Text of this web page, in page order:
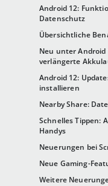
Android 12:
Datenschutz
Übersichtliche
Neu unter Android
verlängerte
Android 12:
installieren
Nearby Share:
Schnelles Tippen:
Handys
Neuerungen bei
Neue Gaming-
Weitere